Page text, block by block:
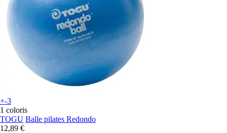
+-3
1 coloris
TOGU Balle pilates Redondo
12,89 €